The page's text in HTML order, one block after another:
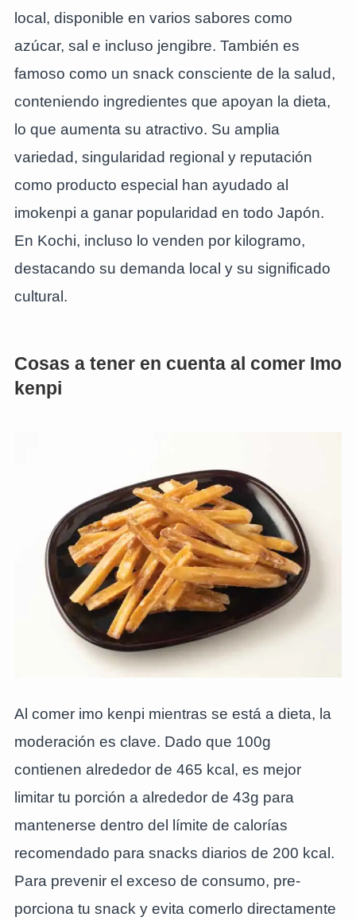
local, disponible en varios sabores como
azúcar, sal e incluso jengibre. También es
famoso como un snack consciente de la salud,
conteniendo ingredientes que apoyan la dieta,
lo que aumenta su atractivo. Su amplia
variedad, singularidad regional y reputación
como producto especial han ayudado al
imokenpi a ganar popularidad en todo Japón.
En Kochi, incluso lo venden por kilogramo,
destacando su demanda local y su significado
cultural.
Cosas a tener en cuenta al comer Imo
kenpi
Al comer imo kenpi mientras se está a dieta, la
moderación es clave. Dado que 100g
contienen alrededor de 465 kcal, es mejor
limitar tu porción a alrededor de 43g para
mantenerse dentro del límite de calorías
recomendado para snacks diarios de 200 kcal.
Para prevenir el exceso de consumo, pre-
porciona tu snack y evita comerlo directamente